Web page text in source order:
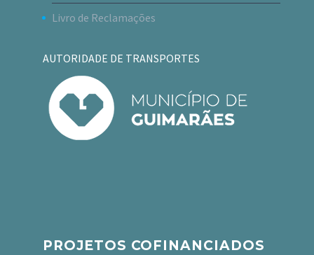
Livro de Reclamações
AUTORIDADE DE TRANSPORTES
PROJETOS COFINANCIADOS